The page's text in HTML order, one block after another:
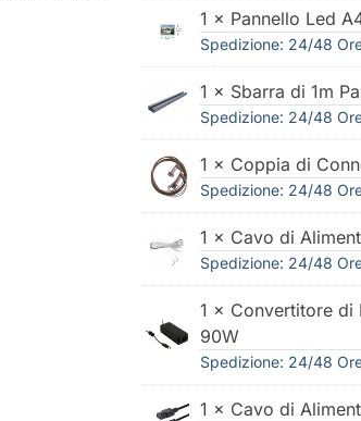
1 × Pannello Led
Spedizione: 24/48
1 × Sbarra di 1m
Spedizione: 24/48
1 × Coppia di
Spedizione: 24/48
1 × Cavo di
Spedizione: 24/48
1 × Convertitore di
90W
Spedizione: 24/48
1 × Cavo di